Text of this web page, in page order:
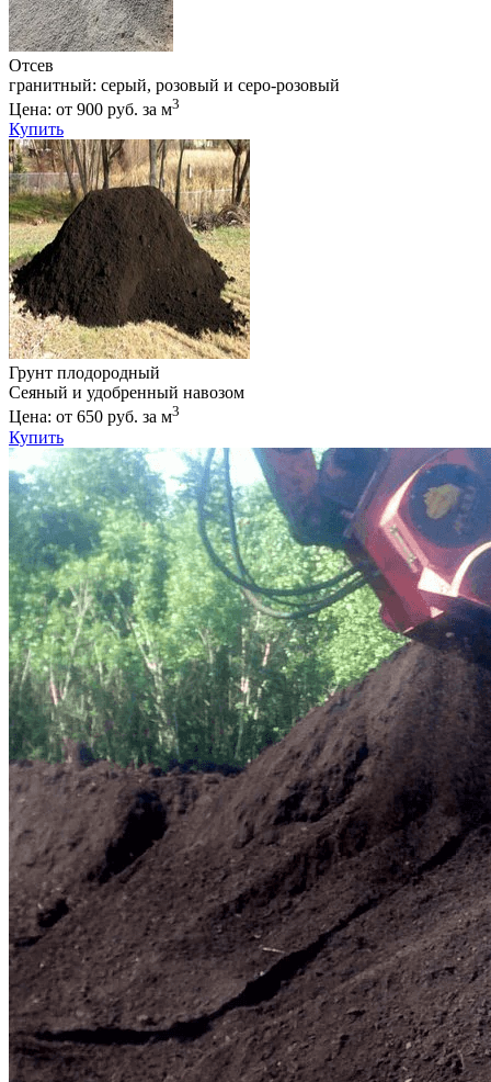
Отсев
гранитный: серый, розовый и серо-розовый
Цена: от 900 руб. за м3
Купить
Грунт плодородный
Сеяный и удобренный навозом
Цена: от 650 руб. за м3
Купить